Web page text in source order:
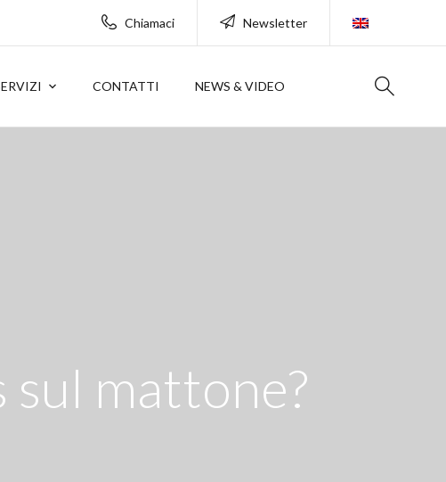
Chiamaci Newsletter
CONTATTI NEWS & VIDEO
mattone?